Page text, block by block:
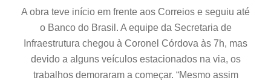
A obra teve início em frente aos Correios e seguiu até
o Banco do Brasil. A equipe da Secretaria de
Infraestrutura chegou à Coronel Córdova às 7h, mas
devido a alguns veículos estacionados na via, os
trabalhos demoraram a começar. “Mesmo assim